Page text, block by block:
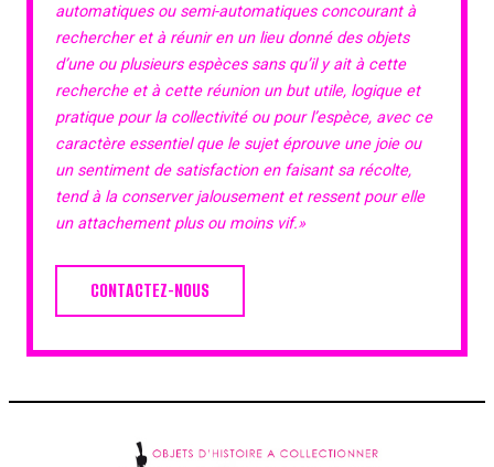
automatiques ou semi-automatiques concourant à
rechercher et à réunir en un lieu donné des objets
d’une ou plusieurs espèces sans qu’il y ait à cette
recherche et à cette réunion un but utile, logique et
pratique pour la collectivité ou pour l’espèce, avec ce
caractère essentiel que le sujet éprouve une joie ou
un sentiment de satisfaction en faisant sa récolte,
tend à la conserver jalousement et ressent pour elle
un attachement plus ou moins vif.»
CONTACTEZ-NOUS